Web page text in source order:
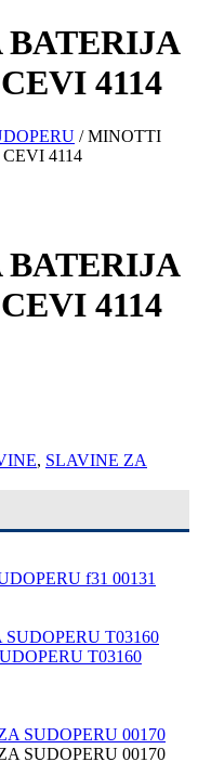
4114
/ MINOTTI
4114
4114
, SLAVINE ZA
f31 00131
T03160